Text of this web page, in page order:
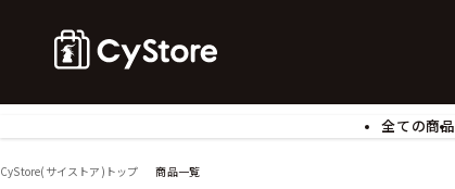
全ての商品
アクリルスタンド
CyStore(サイストア)トップ 商品一覧